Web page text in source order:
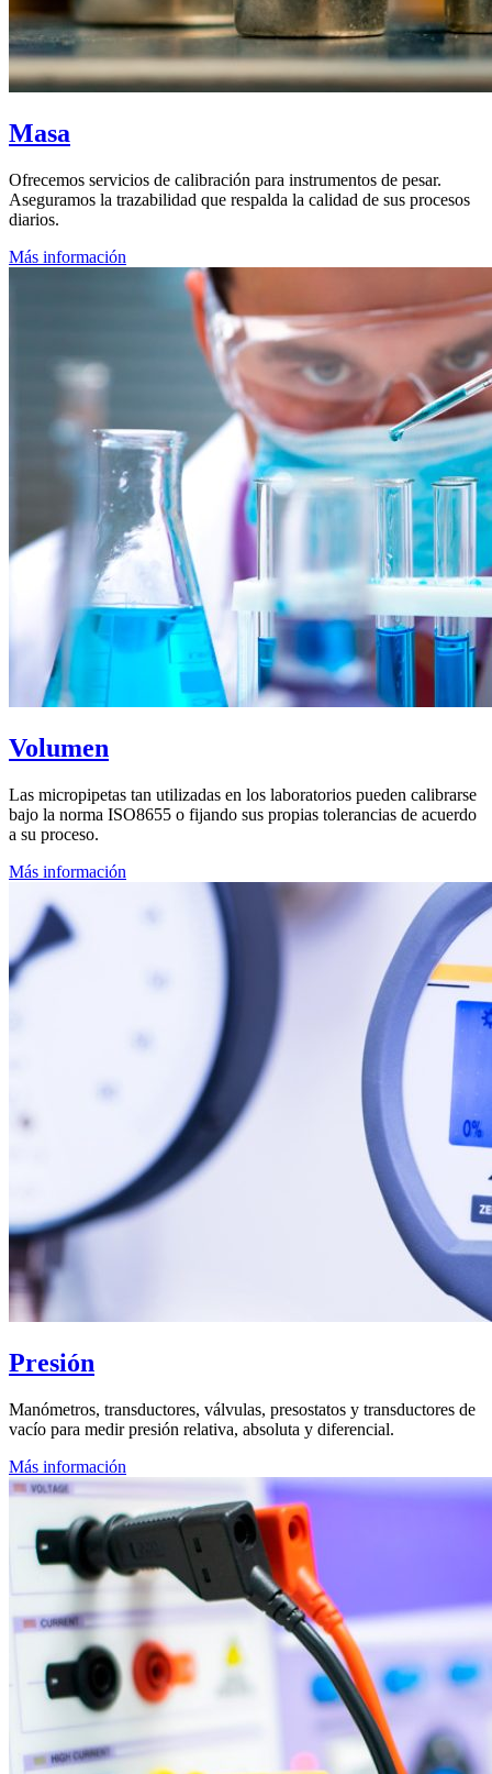
Masa
Ofrecemos servicios de calibración para instrumentos de pesar.
Aseguramos la trazabilidad que respalda la calidad de sus procesos
diarios.
Más información
Volumen
Las micropipetas tan utilizadas en los laboratorios pueden calibrarse
bajo la norma ISO8655 o fijando sus propias tolerancias de acuerdo
a su proceso.
Más información
Presión
Manómetros, transductores, válvulas, presostatos y transductores de
vacío para medir presión relativa, absoluta y diferencial.
Más información